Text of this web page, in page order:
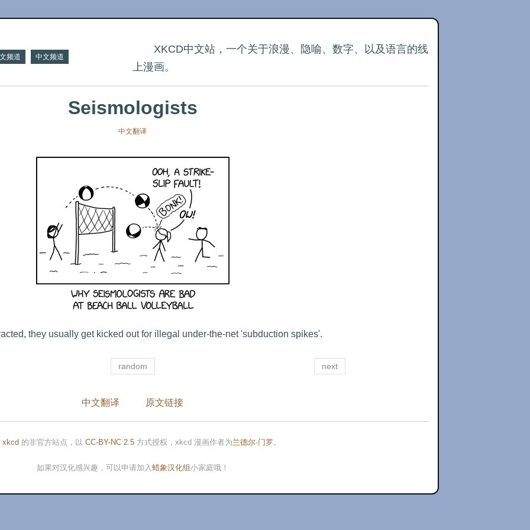
频道 中文频道
XKCD中文站，一个关于浪漫、隐喻、数字、以及语言的线
上漫画。
Seismologists
中文翻译
they usually get kicked out for illegal under-the-net 'subduction spikes'.
next
random
中文翻译 原文链接
xkcd 的非官方站点，以 CC-BY-NC 2.5方式授权，xkcd 漫画作者为兰德尔·门罗 。
如果对汉化感兴趣，可以申请加入 蜡象汉化组小家庭哦！